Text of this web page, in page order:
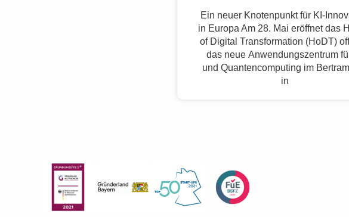
Ein neuer Knotenpunkt für KI-
in Europa Am 28. Mai eröffnet das
of Digital Transformation (HoDT)
das neue Anwendungszentrum
und Quantencomputing im
in